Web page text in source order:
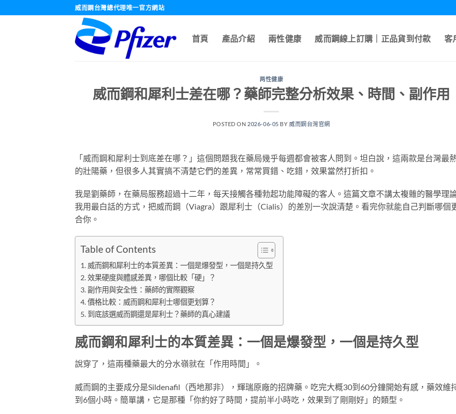
威而鋼台灣總代理唯一官方網站
首頁 產品介紹 兩性健康 威而鋼線上訂購｜正品貨到付款 客
两性健康
威而鋼和犀利士差在哪？藥師完整分析效果、時間、副作用
POSTED ON 2026-06-05 BY 威而鋼台灣官網
「威而鋼和犀利士到底差在哪？」這個問題我在藥局幾乎每週都會被客人問到。坦白說，這兩款是台灣最
的壯陽藥，但很多人其實搞不清楚它們的差異，常常買錯、吃錯，效果當然打折扣。
我是劉藥師，在藥局服務超過十二年，每天接觸各種勃起功能障礙的客人。這篇文章不講太複雜的醫學理
我用最白話的方式，把威而鋼（Viagra）跟犀利士（Cialis）的差別一次說清楚。看完你就能自己判斷哪個
合你。
Table of Contents
威而鋼和犀利士的本質差異：一個是爆發型，一個是持久型
效果硬度與體感差異，哪個比較「硬」？
副作用與安全性：藥師的實際觀察
價格比較：威而鋼和犀利士哪個更划算？
到底該選威而鋼還是犀利士？藥師的真心建議
威而鋼和犀利士的本質差異：一個是爆發型，一個是持久型
說穿了，這兩種藥最大的分水嶺就在「作用時間」。
威而鋼的主要成分是Sildenafil（西地那非），輝瑞原廠的招牌藥。吃完大概30到60分鐘開始有感，藥效維
到6個小時。簡單講，它是那種「你約好了時間，提前半小時吃，效果到了剛剛好」的類型。